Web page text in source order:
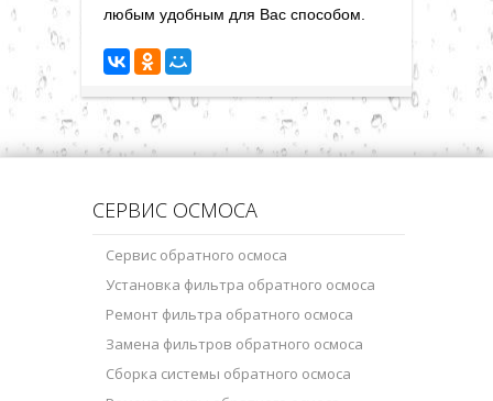
любым удобным для Вас способом
СЕРВИС ОСМОСА
Сервис обратного осмоса
Установка фильтра обратного осмоса
Ремонт фильтра обратного осмоса
Замена фильтров обратного осмоса
Сборка системы обратного осмоса